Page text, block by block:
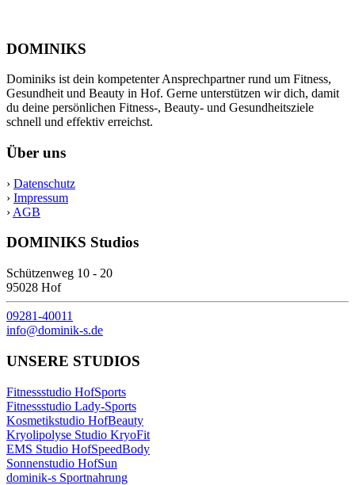
DOMINIKS
Dominiks ist dein kompetenter Ansprechpartner rund um Fitness,
Gesundheit und Beauty in Hof. Gerne unterstützen wir dich, damit
du deine persönlichen Fitness-, Beauty- und Gesundheitsziele
schnell und effektiv erreichst.
Über uns
› Datenschutz
› Impressum
› AGB
DOMINIKS Studios
Schützenweg 10 - 20
95028 Hof
09281-40011
info@dominik-s.de
UNSERE STUDIOS
Fitnessstudio HofSports
Fitnessstudio Lady-Sports
Kosmetikstudio HofBeauty
Kryolipolyse Studio KryoFit
EMS Studio HofSpeedBody
Sonnenstudio HofSun
dominik-s Sportnahrung